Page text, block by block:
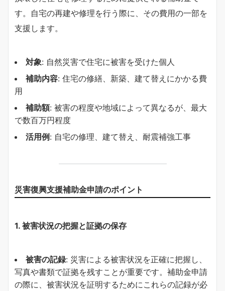
す。自宅の再建や修理を行う際に、その費用の一部を
支援します。
対象: 自然災害で住宅に被害を受けた個人
補助内容: 住宅の修繕、新築、建て替えにかかる費
用
補助額: 被害の程度や地域によって異なるが、最大
で数百万円程度
活用例: 自宅の修理、建て替え、耐震補強工事
災害復興支援補助金申請のポイント
1. 被害状況の把握と証拠の保存
被害の記録: 災害による被害状況を正確に把握し、
写真や書類で証拠を残すことが重要です。補助金申請
の際に、被害状況を証明するためにこれらの記録が必